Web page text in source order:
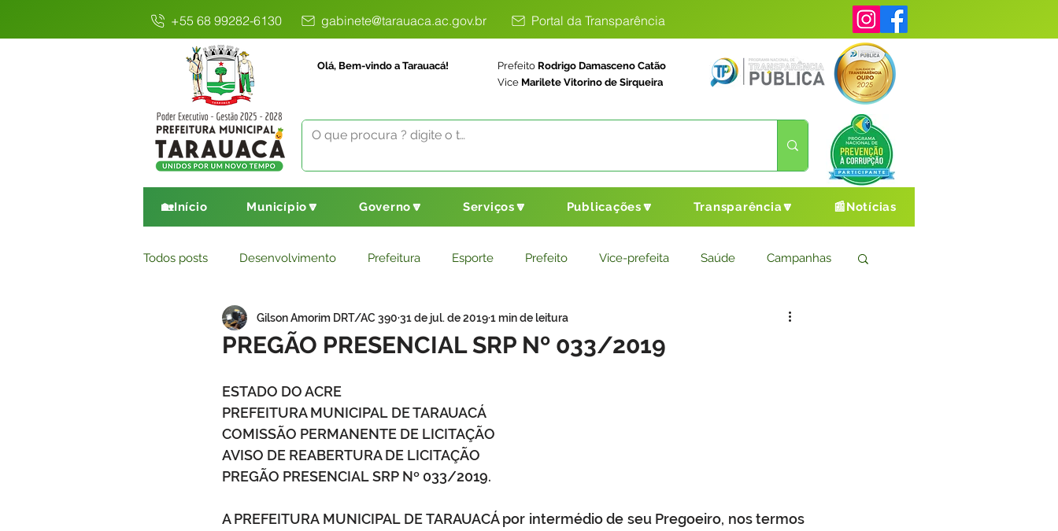
+55 68 99282-6130 gabinete@tarauaca.ac.gov.br Portal da Transparência
Olá, Bem-vindo a Tarauacá! Prefeito Rodrigo Damasceno Catão
Vice Marilete Vitorino de Sirqueira
🏡Início Município🔽 Governo🔽 Serviços🔽 Publicações🔽 Transparência🔽 📰Notícias
Todos posts Desenvolvimento Prefeitura Esporte Prefeito Vice-prefeita Saúde Campanhas
Comunicado Educação Saneamento Básico Agricultura Cultura e Esporte
Infraestrutura Administração
Comunidade Turismo Licitação Segurança
Memória e Cultura
PREGÃO PRESENCIAL SRP Nº 033/2019
Gilson Amorim DRT/AC 390 31 de jul. de 20191 min de leitura
ESTADO DO ACRE
PREFEITURA MUNICIPAL DE TARAUACÁ
COMISSÃO PERMANENTE DE LICITAÇÃO
AVISO DE REABERTURA DE LICITAÇÃO
PREGÃO PRESENCIAL SRP Nº 033/2019.
A PREFEITURA MUNICIPAL DE TARAUACÁ por intermédio de seu Pregoeiro, nos termos